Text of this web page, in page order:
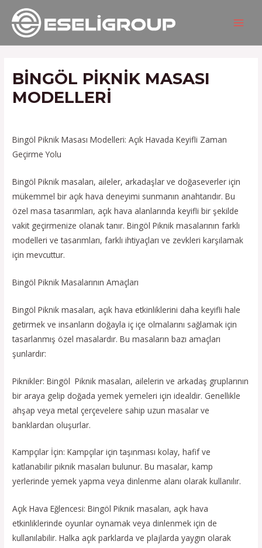
İçeriğe
atla
BINGÖL PIKNIK MASASI
MODELLERI
Bingöl Piknik Masası Modelleri: Açık Havada Keyifli Zaman
Geçirme Yolu
Bingöl Piknik masaları, aileler, arkadaşlar ve doğaseverler için
mükemmel bir açık hava deneyimi sunmanın anahtarıdır. Bu
özel masa tasarımları, açık hava alanlarında keyifli bir şekilde
vakit geçirmenize olanak tanır. Bingöl Piknik masalarının farklı
modelleri ve tasarımları, farklı ihtiyaçları ve zevkleri karşılamak
için mevcuttur.
Bingöl Piknik Masalarının Amaçları
Bingöl Piknik masaları, açık hava etkinliklerini daha keyifli hale
getirmek ve insanların doğayla iç içe olmalarını sağlamak için
tasarlanmış özel masalardır. Bu masaların bazı amaçları
şunlardır:
Piknikler: Bingöl Piknik masaları, ailelerin ve arkadaş gruplarının
bir araya gelip doğada yemek yemeleri için idealdir. Genellikle
ahşap veya metal çerçevelere sahip uzun masalar ve
banklardan oluşurlar.
Kampçılar İçin: Kampçılar için taşınması kolay, hafif ve
katlanabilir piknik masaları bulunur. Bu masalar, kamp
yerlerinde yemek yapma veya dinlenme alanı olarak kullanılır.
Açık Hava Eğlencesi: Bingöl Piknik masaları, açık hava
etkinliklerinde oyunlar oynamak veya dinlenmek için de
kullanılabilir. Halka açık parklarda ve plajlarda yaygın olarak
Yazı
gezinmesi